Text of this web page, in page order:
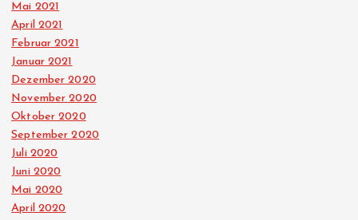
Mai 2021
April 2021
Februar 2021
Januar 2021
Dezember 2020
November 2020
Oktober 2020
September 2020
Juli 2020
Juni 2020
Mai 2020
April 2020